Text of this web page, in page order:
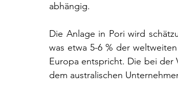
abhängig.
Die Anlage in Pori wird
was etwa 5-6 % der
Europa entspricht. Die bei der
dem australischen